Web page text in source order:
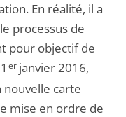
En réalité, il a
processus de
pour objectif de
erjanvier 2016,
nouvelle carte
mise en ordre de